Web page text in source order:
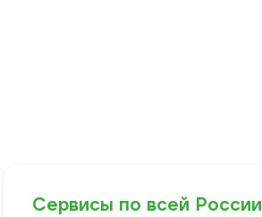
Сервисы по всей России